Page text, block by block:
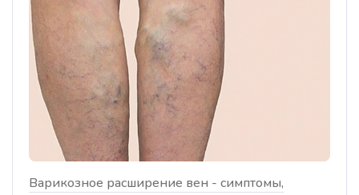
Варикозное расширение вен - симптомы,